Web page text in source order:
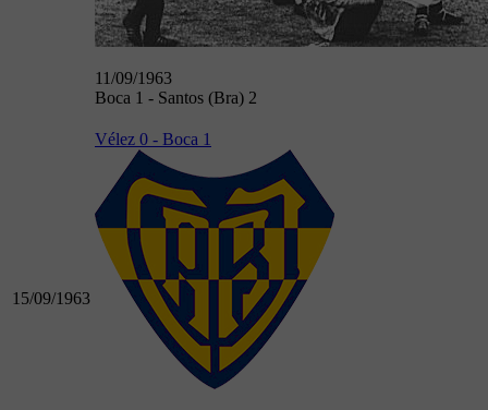
11/09/1963
Boca 1 - Santos (Bra) 2
15/09/1963
Vélez 0 - Boca 1